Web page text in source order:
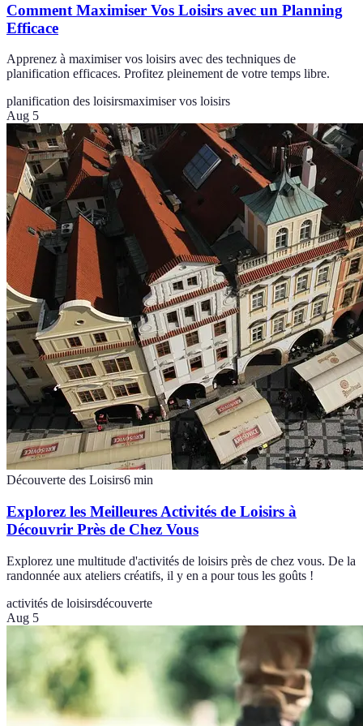
Comment Maximiser Vos Loisirs avec un Planning
Efficace
Apprenez à maximiser vos loisirs avec des techniques de
planification efficaces. Profitez pleinement de votre temps libre.
planification des loisirsmaximiser vos loisirs
Aug 5
Découverte des Loisirs6 min
Explorez les Meilleures Activités de Loisirs à
Découvrir Près de Chez Vous
Explorez une multitude d'activités de loisirs près de chez vous. De la
randonnée aux ateliers créatifs, il y en a pour tous les goûts !
activités de loisirsdécouverte
Aug 5